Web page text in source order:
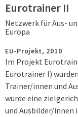
Eurotrainer II
Netzwerk für Aus-
Europa
EU-Projekt, 2010
Im Projekt
Eurotrainer I)
Trainer/innen und
wurde eine
und Ausbilder/innen